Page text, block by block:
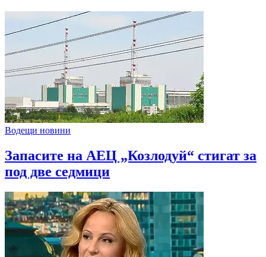
Водещи новини
Запасите на АЕЦ „Козлодуй“ стигат за
под две седмици